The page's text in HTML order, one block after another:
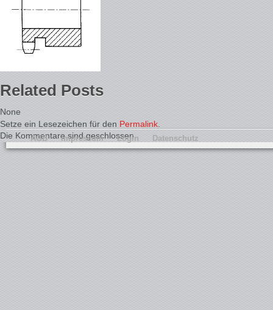
Related Posts
None
Setze ein Lesezeichen für den Permalink
Die Kommentare sind geschlossen.
AGB Impressum Login Datenschutz